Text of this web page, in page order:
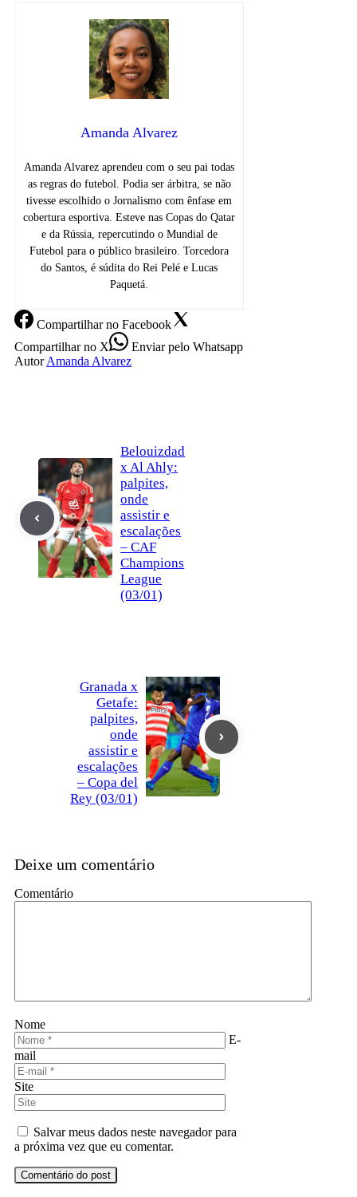
Amanda Alvarez
Amanda Alvarez aprendeu com o seu pai todas
as regras do futebol. Podia ser árbitra, se não
tivesse escolhido o Jornalismo com ênfase em
cobertura esportiva. Esteve nas Copas do Qatar
e da Rússia, repercutindo o Mundial de
Futebol para o público brasileiro. Torcedora
do Santos, é súdita do Rei Pelé e Lucas
Paquetá.
Compartilharno Facebook
Compartilharno X Enviarpelo Whatsapp
Autor Amanda Alvarez
Belouizdad
x Al Ahly:
palpites,
onde
assistir e
escalações
– CAF
Champions
League
(03/01)
Granada x
Getafe:
palpites,
onde
assistir e
escalações
– Copa del
Rey (03/01)
Deixe um comentário
Comentário
Nome
E-
mail
Site
Salvar meus dados neste navegador para
a próxima vez que eu comentar.